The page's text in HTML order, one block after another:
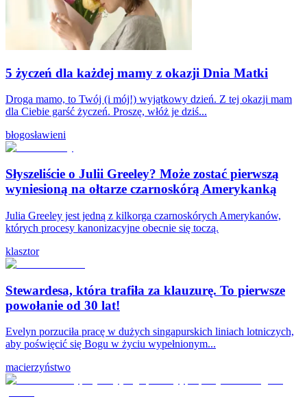
5 życzeń dla każdej mamy z okazji Dnia Matki
Droga mamo, to Twój (i mój!) wyjątkowy dzień. Z tej okazji mam
dla Ciebie garść życzeń. Proszę, włóż je dziś...
błogosławieni
Słyszeliście o Julii Greeley? Może zostać pierwszą
wyniesioną na ołtarze czarnoskórą Amerykanką
Julia Greeley jest jedną z kilkorga czarnoskórych Amerykanów,
których procesy kanonizacyjne obecnie się toczą.
klasztor
Stewardesa, która trafiła za klauzurę. To pierwsze
powołanie od 30 lat!
Evelyn porzuciła pracę w dużych singapurskich liniach lotniczych,
aby poświęcić się Bogu w życiu wypełnionym...
macierzyństwo